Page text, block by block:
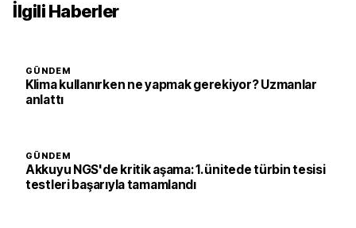
İlgili Haberler
GÜNDEM
Klima kullanırken ne yapmak gerekiyor? Uzmanlar
anlattı
GÜNDEM
Akkuyu NGS'de kritik aşama: 1. ünitede türbin tesisi
testleri başarıyla tamamlandı